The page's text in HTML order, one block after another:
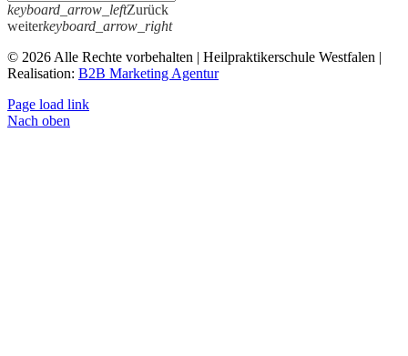
keyboard_arrow_leftZurück
weiterkeyboard_arrow_right
© 2026 Alle Rechte vorbehalten | Heilpraktikerschule Westfalen |
Realisation: B2B Marketing Agentur
Page load link
Nach oben